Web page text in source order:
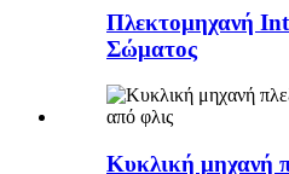
Πλεκτομηχανή
Σώματος
Κυκλική μηχανή